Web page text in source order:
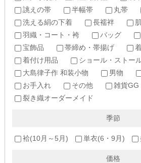
誂えの帯
半幅帯 丸帯
洗える絹の下着
長襦袢
羽織・コート・袴
バッグ
宝飾品
帯締め・帯揚げ
着付け用品
ショール・ストー
大島律子作 和装小物
男物
お手入れ
その他 雑貨GG
裂き織オーダーメイド
季節
袷(10月～5月) 単衣(6・9月)
価格